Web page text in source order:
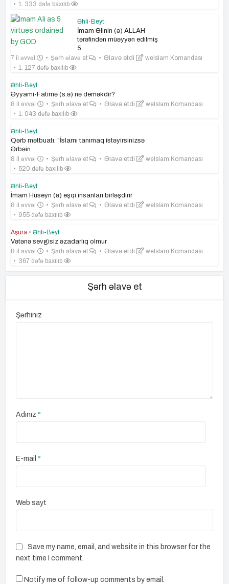
1. 333 dəfə baxılıb
Əhli-Beyt
İmam Əlinin (ə) ALLAH
tərəfindən müəyyən edilmiş
5...
7 il əvvəl
Şərh əlavə et Əlavə etdi
weIslam Komandası
1. 127 dəfə baxılıb
Əhli-Beyt
Əyyami-Fatimə (s.ə) nə deməkdir?
8 il əvvəl
Şərh əlavə et Əlavə etdi
weIslam Komandası
1. 043 dəfə baxılıb
Əhli-Beyt
Qərb mətbuatı: “İslamı tanımaq istəyirsinizsə
Ərbəin...
8 il əvvəl
Şərh əlavə et Əlavə etdi
weIslam Komandası
520 dəfə baxılıb
Əhli-Beyt
İmam Hüseyn (ə) eşqi insanları birləşdirir
8 il əvvəl
Şərh əlavə et Əlavə etdi
weIslam Komandası
955 dəfə baxılıb
Aşura • Əhli-Beyt
Vətənə sevgisiz əzadarlıq olmur
8 il əvvəl
Şərh əlavə et Əlavə etdi
weIslam Komandası
367 dəfə baxılıb
Şərh əlavə et
Şərhiniz
Adınız*
E-mail*
Web sayt
Save my name, email, and website in this browser for the
next time I comment.
Notify me of follow-up comments by email.